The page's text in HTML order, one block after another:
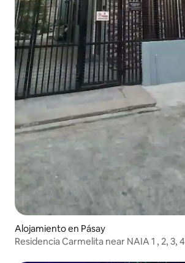
Alojamiento en Pásay
Residencia Carmelita near NAIA 1 , 2, 3, 4